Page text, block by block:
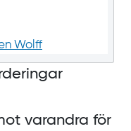
Wolff
varandra för